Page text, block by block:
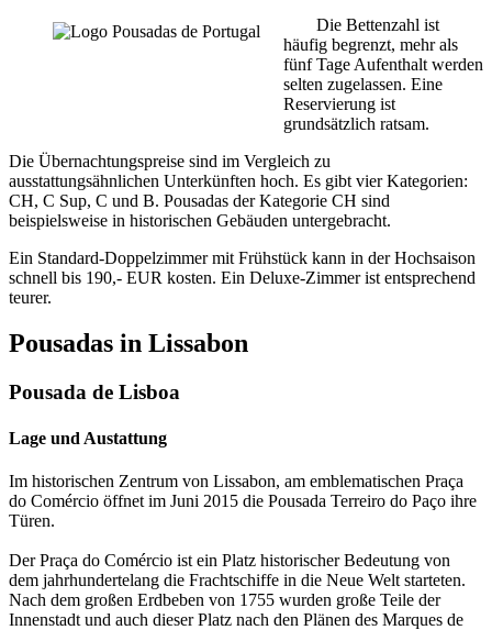
Die Bettenzahl ist
häufig begrenzt, mehr als
fünf Tage Aufenthalt werden
selten zugelassen. Eine
Reservierung ist
grundsätzlich ratsam.
Die Übernachtungspreise sind im Vergleich zu
ausstattungsähnlichen Unterkünften hoch. Es gibt vier Kategorien:
CH, C Sup, C und B. Pousadas der Kategorie CH sind
beispielsweise in historischen Gebäuden untergebracht.
Ein Standard-Doppelzimmer mit Frühstück kann in der Hochsaison
schnell bis 190,- EUR kosten. Ein Deluxe-Zimmer ist entsprechend
teurer.
Pousadas in Lissabon
Pousada de Lisboa
Lage und Austattung
Im historischen Zentrum von Lissabon, am emblematischen Praça
do Comércio öffnet im Juni 2015 die Pousada Terreiro do Paço ihre
Türen.
Der Praça do Comércio ist ein Platz historischer Bedeutung von
dem jahrhundertelang die Frachtschiffe in die Neue Welt starteten.
Nach dem großen Erdbeben von 1755 wurden große Teile der
Innenstadt und auch dieser Platz nach den Plänen des Marques de